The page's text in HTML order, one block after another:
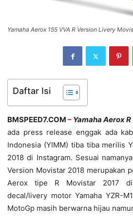
Yamaha Aerox 155 VVA R Version Livery
Daftar Isi
BMSPEED7.COM – Yamaha Aerox
ada press release enggak ada
Indonesia (YIMM) tiba tiba merilis
2018 di Instagram. Sesuai
Version Movistar 2018 merupakan
Aerox tipe R Movistar 2017
decal/livery motor Yamaha YZR-
MotoGp masih berwarna hijau